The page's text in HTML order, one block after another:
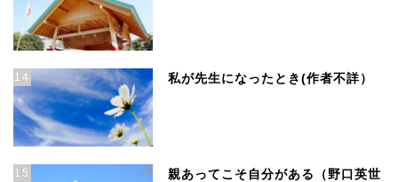
14 私が先生になったとき(作者不詳）
15
親あってこそ自分がある（野口英世